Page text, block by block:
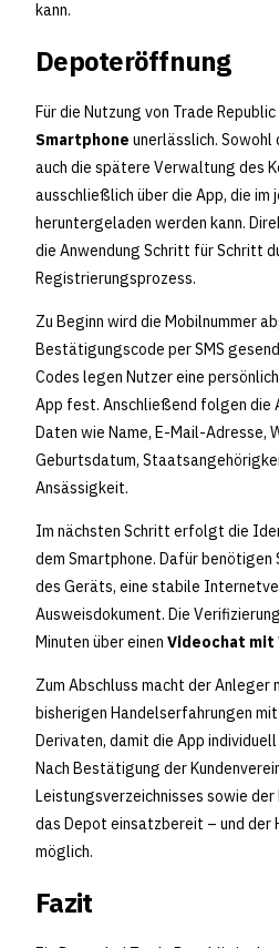
kann.
Depoteröffnung
Für die Nutzung von Trade
Smartphone unerlässlich.
auch die spätere Verwaltung des
ausschließlich über die App, die
heruntergeladen werden kann.
die Anwendung Schritt für Schritt
Registrierungsprozess.
Zu Beginn wird die Mobilnummer
Bestätigungscode per SMS
Codes legen Nutzer eine
App fest. Anschließend folgen die
Daten wie Name, E-Mail-Adresse,
Geburtsdatum,
Ansässigkeit.
Im nächsten Schritt erfolgt die
dem Smartphone. Dafür benötigen
des Geräts, eine stabile
Ausweisdokument. Die
Minuten über einen Videochat mit
Zum Abschluss macht der Anleger
bisherigen Handelserfahrungen
Derivaten, damit die App
Nach Bestätigung der
Leistungsverzeichnisses sowie
das Depot einsatzbereit – und der
möglich.
Fazit